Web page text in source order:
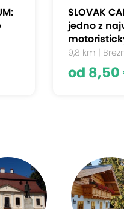
SLOVAK
jedno z
9,8 km |
od